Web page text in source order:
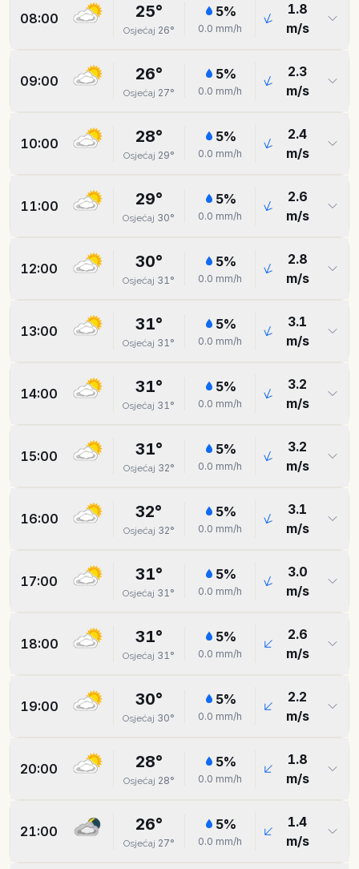
08:00 25°
Osjećaj 26°
5%
0.0 mm/h
1.8
m/s
09:00 26°
Osjećaj 27°
5%
0.0 mm/h
2.3
m/s
10:00 28°
Osjećaj 29°
5%
0.0 mm/h
2.4
m/s
11:00 29°
Osjećaj 30°
5%
0.0 mm/h
2.6
m/s
12:00 30°
Osjećaj 31°
5%
0.0 mm/h
2.8
m/s
13:00 31°
Osjećaj 31°
5%
0.0 mm/h
3.1
m/s
14:00 31°
Osjećaj 31°
5%
0.0 mm/h
3.2
m/s
15:00 31°
Osjećaj 32°
5%
0.0 mm/h
3.2
m/s
16:00 32°
Osjećaj 32°
5%
0.0 mm/h
3.1
m/s
17:00 31°
Osjećaj 31°
5%
0.0 mm/h
3.0
m/s
18:00 31°
Osjećaj 31°
5%
0.0 mm/h
2.6
m/s
19:00 30°
Osjećaj 30°
5%
0.0 mm/h
2.2
m/s
20:00 28°
Osjećaj 28°
5%
0.0 mm/h
1.8
m/s
21:00 26°
Osjećaj 27°
5%
0.0 mm/h
1.4
m/s